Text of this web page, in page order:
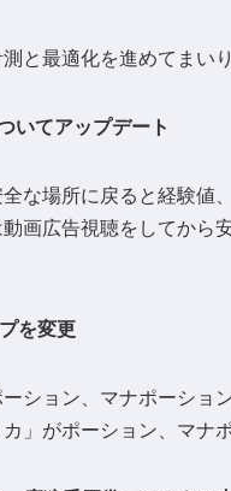
と最適化を進めてまいり
いてアップデート
な場所に戻ると経験値
画広告視聴をしてか
を変更
ション、マナポーショ
」がポーション、マナ